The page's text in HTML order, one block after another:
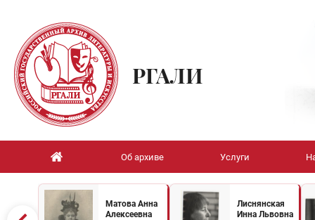
РГАЛИ
Об архиве Услуги
Матова Анна
Алексеевна
Лиснянская
Инна Львовна